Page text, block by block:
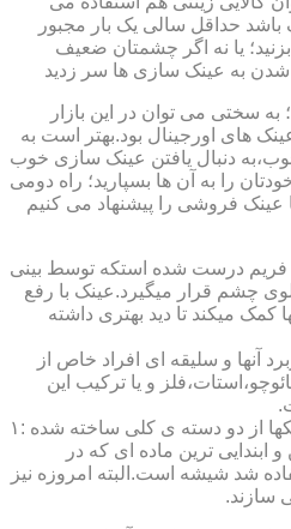
حداقل سالی یک بار مجبور
یا نه اگر چشمتان ضعیف
به عینک سازی ها سر زدید
سختی می توان در این بازار
های اورجینال بود.بهتر است به
دنبال یافتن عینک سازی خوب
را به آن ها بسپارید؛ راه دومی
عینک فروشی را پیشنهاد می کنیم
فریم درست شده استکه توسط بینی
چشم قرار میگیرد.عینک با رفع
کمک میکند تا دید بهتری داشته
آنها و سلیقه ای افراد خاص از
و یا ترکیب این
عدسی یا لنز :جنس عدسی عینکها از دو دسته ی کلی ساخته شده :۱
و ابندایی ترین ماده ای که در
شد شیشه است.البته امروزه نیز
سازند.